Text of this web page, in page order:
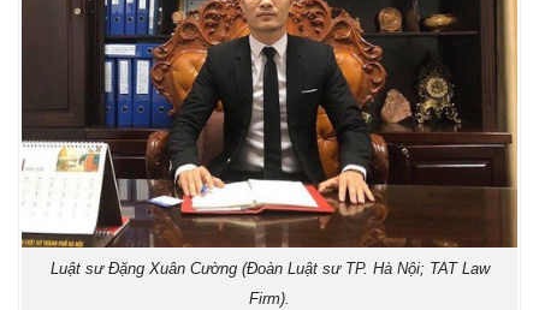
Luật sư Đặng Xuân Cường (Đoàn Luật sư TP. Hà Nội; TAT Law
Firm).